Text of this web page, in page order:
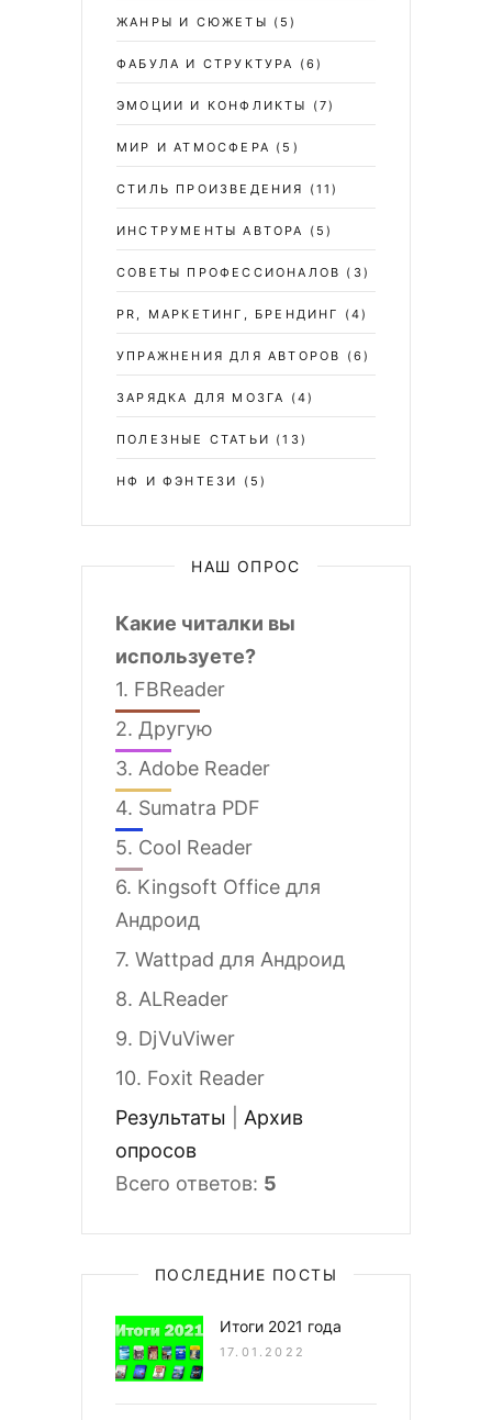
ЖАНРЫ И СЮЖЕТЫ (5)
ФАБУЛА И СТРУКТУРА (6)
ЭМОЦИИ И КОНФЛИКТЫ (7)
МИР И АТМОСФЕРА (5)
СТИЛЬ ПРОИЗВЕДЕНИЯ (11)
ИНСТРУМЕНТЫ АВТОРА (5)
СОВЕТЫ ПРОФЕССИОНАЛОВ (3)
PR, МАРКЕТИНГ, БРЕНДИНГ (4)
УПРАЖНЕНИЯ ДЛЯ АВТОРОВ (6)
ЗАРЯДКА ДЛЯ МОЗГА (4)
ПОЛЕЗНЫЕ СТАТЬИ (13)
НФ И ФЭНТЕЗИ (5)
НАШ ОПРОС
Какие читалки вы
используете?
1. FBReader
2. Другую
3. Adobe Reader
4. Sumatra PDF
5. Cool Reader
6. Kingsoft Office для
Андроид
7. Wattpad для Андроид
8. ALReader
9. DjVuViwer
10. Foxit Reader
Результаты
Архив
опросов
Всего ответов: 5
ПОСЛЕДНИЕ ПОСТЫ
Итоги 2021 года
17.01.2022